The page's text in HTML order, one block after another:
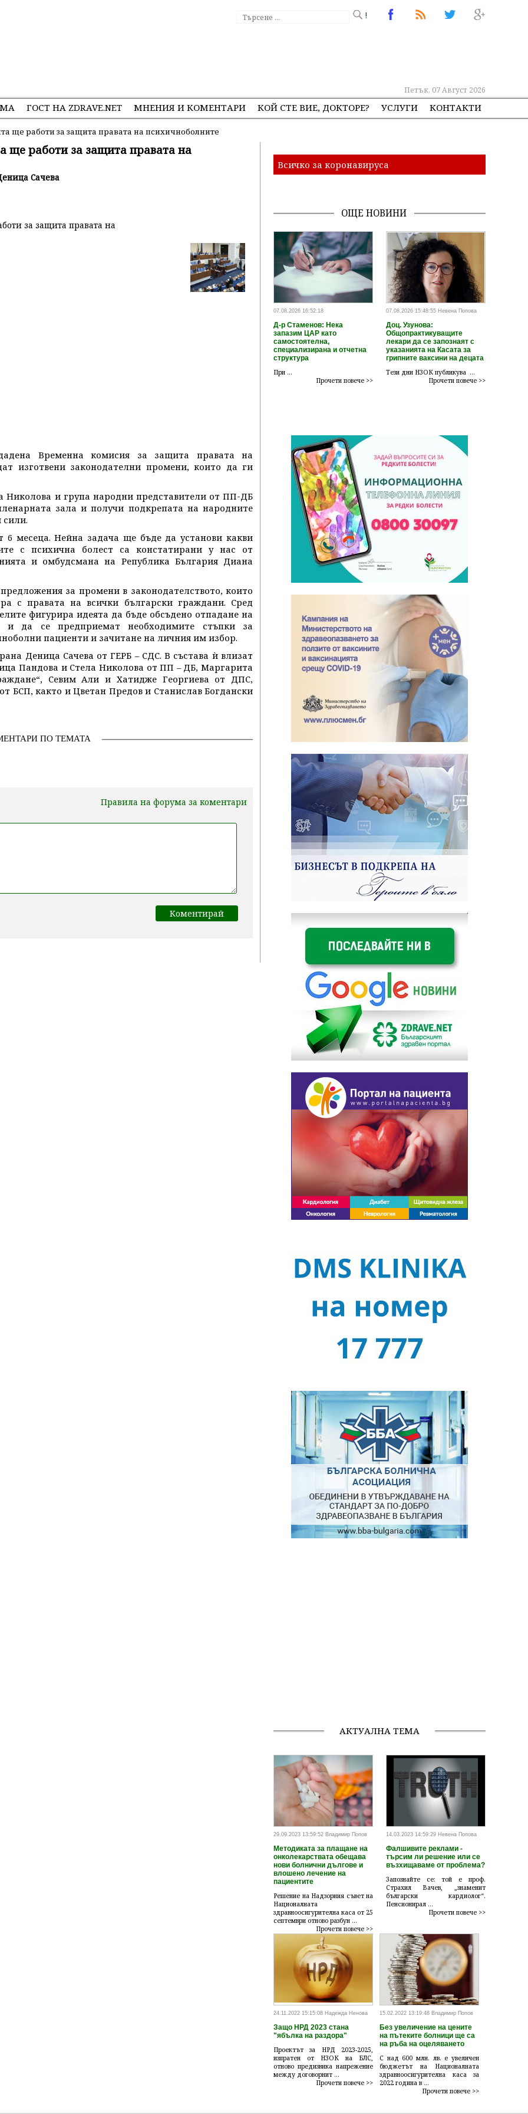
!
Петък, 07 Август 2026
ГОСТ НА ZDRAVE.NET МНЕНИЯ И КОМЕНТАРИ КОЙ СТЕ ВИЕ, ДОКТОРЕ? УСЛУГИ КОНТАКТИ
ще работи за защита правата на психичноболните
ще работи за защита правата на
Сачева
Временна комисия за защита правата на
изготвени законодателни промени, които да ги
Николова и група народни представители от ПП-ДБ
зала и получи подкрепата на народните
сили.
месеца. Нейна задача ще бъде да установи какви
с психична болест са констатирани у нас от
и омбудсмана на Република България Диана
за промени в законодателството, които
с правата на всички български граждани. Сред
фигурира идеята да бъде обсъдено отпадане на
и да се предприемат необходимите стъпки за
пациенти и зачитане на личния им избор.
Деница Сачева от ГЕРБ – СДС. В състава ѝ влизат
Пандова и Стела Николова от ПП – ДБ, Маргарита
Севим Али и Хатидже Георгиева от ДПС,
БСП, както и Цветан Предов и Станислав Богдански
ПО ТЕМАТА
Правила на форума за коментари
Всичко за коронавируса
ОЩЕ НОВИНИ
07.08.2026 16:52:18
Д-р Стаменов: Нека
запазим ЦАР като
самостоятелна,
специализирана и отчетна
структура
При ...
Прочети повече >>
07.08.2026 15:48:55 Невена Попова
Доц. Узунова:
Общопрактикуващите
лекари да се запознаят с
указанията на Касата за
грипните ваксини на децата
Тези дни НЗОК публикува ...
Прочети повече >>
АКТУАЛНА ТЕМА
29.09.2023 13:59:52 Владимир Попов
Методиката за плащане на
онколекарствата обещава
нови болнични дългове и
влошено лечение на
пациентите
Решение на Надзорния съвет на
Националната
здравноосигурителна каса от 25
септември отново разбун ...
Прочети повече >>
14.03.2023 14:59:29 Невена Попова
Фалшивите реклами -
търсим ли решение или се
възхищаваме от проблема?
Запознайте се: той е проф.
Страхил Вачев, „знаменит
български кардиолог“.
Пенсионирал ...
Прочети повече >>
24.11.2022 15:15:08 Надежда Ненова
Защо НРД 2023 стана
"ябълка на раздора"
Проектът за НРД 2023-2025,
изпратен от НЗОК на БЛС,
отново предизвика напрежение
между договорнит ...
Прочети повече >>
15.02.2022 13:19:48 Владимир Попов
Без увеличение на цените
на пътеките болници ще са
на ръба на оцеляването
С над 600 млн. лв. е увеличен
бюджетът на Националната
здравноосигурителна каса за
2022 година в ...
Прочети повече >>